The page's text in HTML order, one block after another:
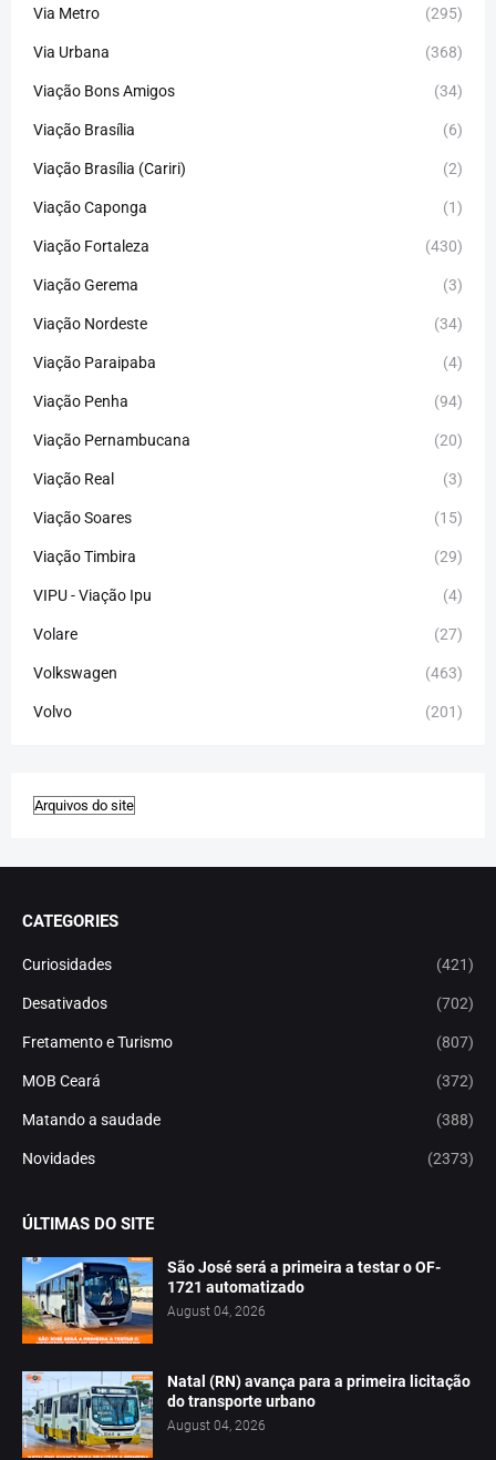
Via Metro (295)
Via Urbana (368)
Viação Bons Amigos (34)
Viação Brasília (6)
Viação Brasília (Cariri) (2)
Viação Caponga (1)
Viação Fortaleza (430)
Viação Gerema (3)
Viação Nordeste (34)
Viação Paraipaba (4)
Viação Penha (94)
Viação Pernambucana (20)
Viação Real (3)
Viação Soares (15)
Viação Timbira (29)
VIPU - Viação Ipu (4)
Volare (27)
Volkswagen (463)
Volvo (201)
CATEGORIES
Curiosidades (421)
Desativados (702)
Fretamento e Turismo (807)
MOB Ceará (372)
Matando a saudade (388)
Novidades (2373)
ÚLTIMAS DO SITE
São José será a primeira a testar o OF-
1721 automatizado
August 04, 2026
Natal (RN) avança para a primeira licitação
do transporte urbano
August 04, 2026